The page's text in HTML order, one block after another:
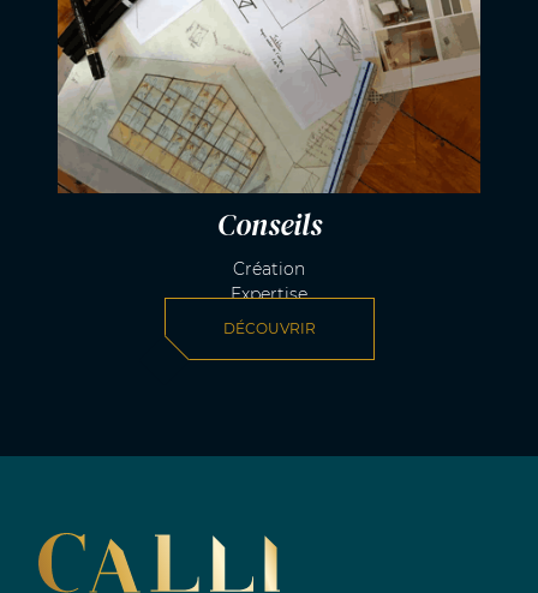
Conseils
Création
Expertise
DÉCOUVRIR